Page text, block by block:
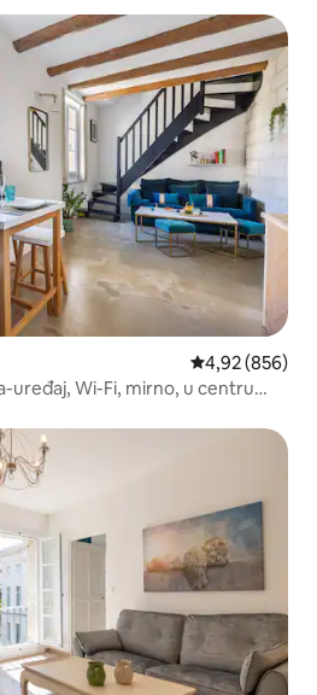
s oznakom „Odabrali gosti”
Prosječna
4,92 (856)
uređaj, Wi-Fi, mirno, u centru